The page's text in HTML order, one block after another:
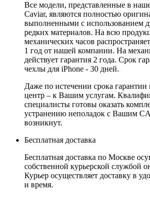
Все модели, представленные в
Caviar, являются полностью
выполненными с использованием
редких материалов. На всю
механических часов
1 год от нашей компании. На
действует гарантия 2 года. Срок
чехлы для iPhone - 30 дней.
Даже по истечении срока
центр – к Вашим услугам.
специалисты готовы оказать
устранению неполадок с Вашим
возникнут.
Бесплатная доставка
Бесплатная доставка по Москве
собственной курьерской службой
Курьер осуществляет доставку в
и время.